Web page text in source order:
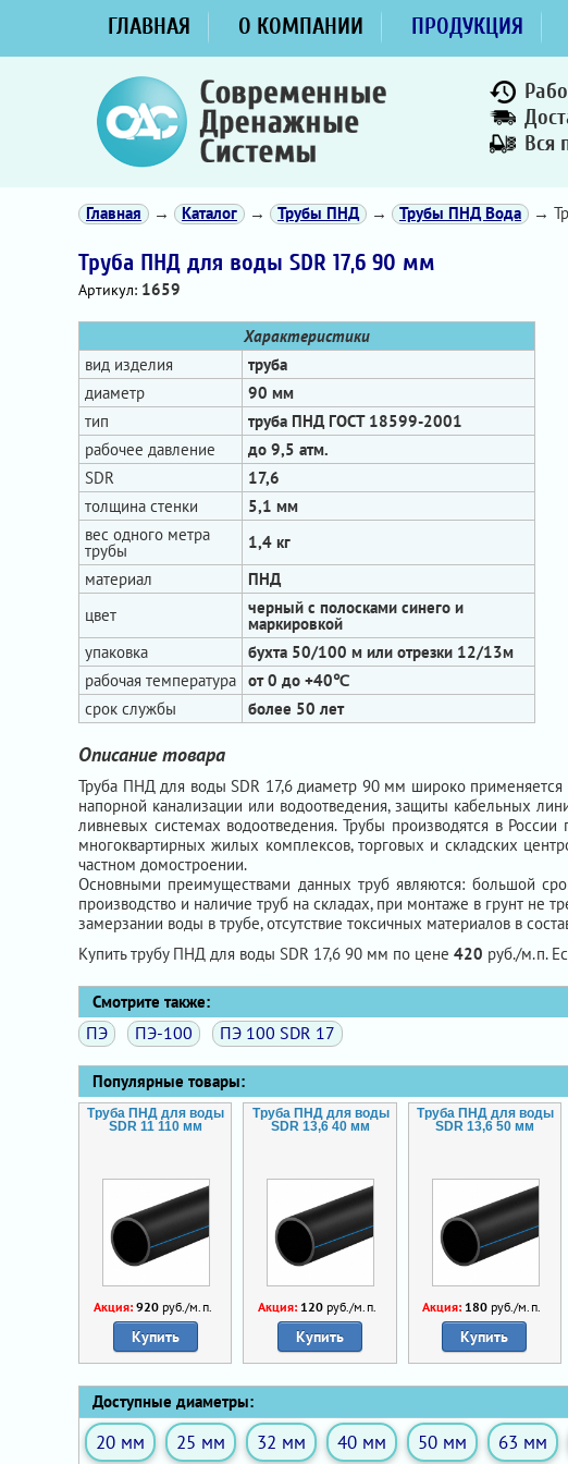
ГЛАВНАЯ О КОМПАНИИ ПРОДУКЦИЯ
Вся
Главная → Каталог → Трубы ПНД → Трубы ПНД Вода →
Труба ПНД для воды SDR 17,6 90 мм
Артикул: 1659
Характеристики
вид изделия
труба
диаметр
90 мм
тип
труба ПНД ГОСТ 18599-2001
рабочее давление
до 9,5 атм.
SDR
17,6
толщина стенки
5,1 мм
вес одного метра
трубы
1,4 кг
материал
ПНД
цвет
черный с полосками синего и
маркировкой
упаковка
бухта 50/100 м или отрезки 12/13м
рабочая температура от 0 до +40℃
срок службы
более 50 лет
Описание товара
Труба ПНД для воды SDR 17,6 диаметр 90 мм широко применяется
напорной канализации или водоотведения, защиты кабельных
ливневых системах водоотведения. Трубы производятся в
многоквартирных жилых комплексов, торговых и складских
частном домостроении.
Основными преимуществами данных труб являются: большой
производство и наличие труб на складах, при монтаже в грунт не
замерзании воды в трубе, отсутствие токсичных материалов в
Купить трубу ПНД для воды SDR 17,6 90 мм по цене 420 руб./м.п.
Смотрите также:
ПЭ ПЭ-100 ПЭ 100 SDR 17
Популярные товары:
Труба ПНД для воды
SDR 11 110 мм
Акция: 920руб./м.п.
Купить
Труба ПНД для воды
SDR 13,6 40 мм
Акция: 120руб./м.п.
Купить
Труба ПНД для воды
SDR 13,6 50 мм
Акция: 180 руб./м.п.
Купить
Доступные диаметры:
20 мм 25 мм 32 мм 40 мм 50 мм 63 мм